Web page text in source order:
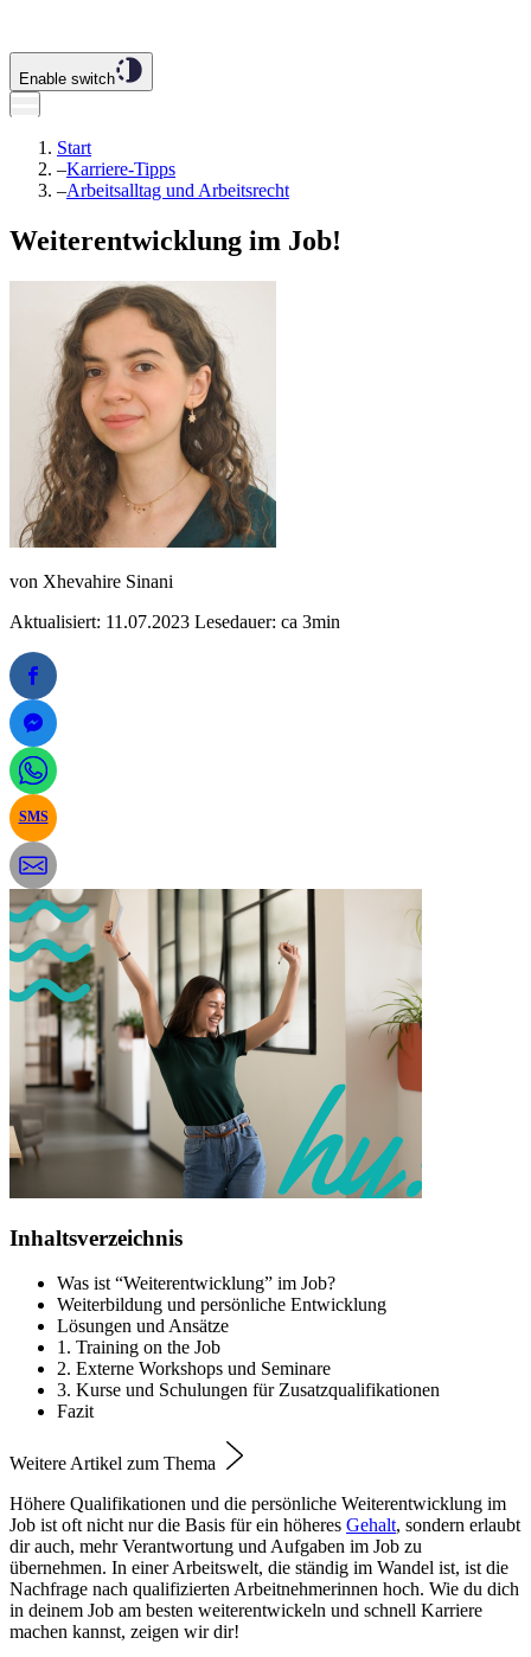
Enable switch
Start
–Karriere-Tipps
–Arbeitsalltag und Arbeitsrecht
Weiterentwicklung im Job!
von Xhevahire Sinani
Aktualisiert: 11.07.2023 Lesedauer: ca 3min
SMS
Inhaltsverzeichnis
Was ist “Weiterentwicklung” im Job?
Weiterbildung und persönliche Entwicklung
Lösungen und Ansätze
1. Training on the Job
2. Externe Workshops und Seminare
3. Kurse und Schulungen für Zusatzqualifikationen
Fazit
Weitere Artikel zum Thema
Höhere Qualifikationen und die persönliche Weiterentwicklung im
Job ist oft nicht nur die Basis für ein höheres Gehalt, sondern erlaubt
dir auch, mehr Verantwortung und Aufgaben im Job zu
übernehmen. In einer Arbeitswelt, die ständig im Wandel ist, ist die
Nachfrage nach qualifizierten Arbeitnehmerinnen hoch. Wie du dich
in deinem Job am besten weiterentwickeln und schnell Karriere
machen kannst, zeigen wir dir!